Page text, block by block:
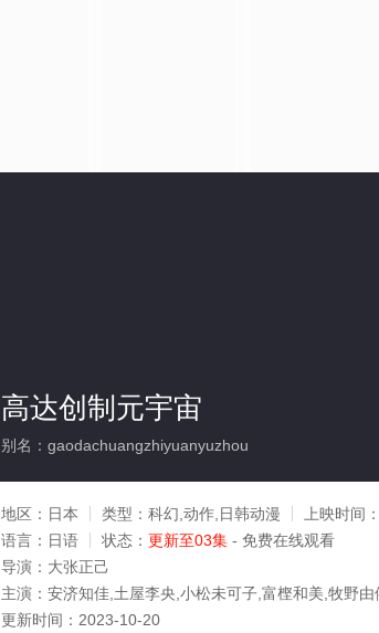
高达创制元宇宙
别名：gaodachuangzhiyuanyuzhou
地区： 日本 类型： 科幻,动作,日韩动漫 上映时间：
语言： 日语 状态： 更新至03集 - 免费在线观看
导演： 大张正己
主演： 安济知佳,土屋李央,小松未可子,富㭴和美,牧野
更新时间： 2023-10-20